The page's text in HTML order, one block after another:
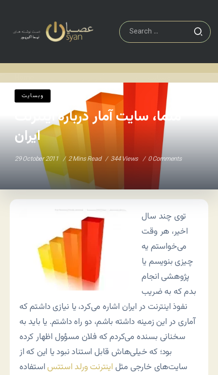
وبسایت
متما، سایت آمار درباره اینترنت
ایران
29 October 2011 2 Mins Read 344 Views 0 Comments
توی چند سال
اخیر، هر وقت
می‌خواستم یه
چیزی بنویسم یا
پژوهشی انجام
بدم که به ضریب
نفوذ اینترنت در ایران اشاره می‌کرد، یا نیازی داشتم که
آماری در این زمینه داشته باشم، دو راه داشتم. یا باید به
سخنانی بسنده می‌کردم که فلان مسؤول اظهار کرده
بود؛ که خیلی‌هاش قابل استناد نبود یا این که از
سایت‌های خارجی مثل اینترنت ورلد استتساستفاده